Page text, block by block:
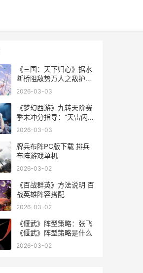
《三国：天下归心》据水
断桥阻敌势万人之敌护虎
痴 三国天下归心阵容搭配
2026-03-03
《梦幻西游》九转天阶赛
季末冲分指导：“天雷闪”
助你直上至尊 梦幻西游九
2026-03-03
牌兵布阵PC版下载 排兵
布阵游戏单机
2026-03-02
《百战群英》方法说明 百
战英雄阵容搭配
2026-03-02
《偃武》阵型策略：张飞
《偃武》阵型策略是什么
2026-03-02